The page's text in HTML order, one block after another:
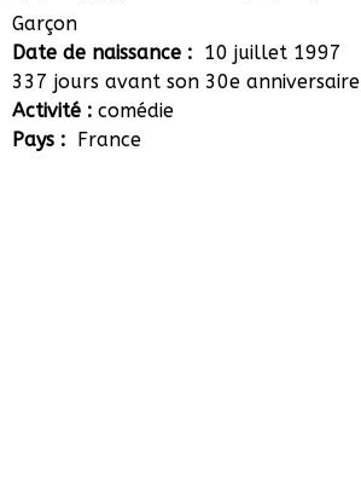
Quentin Brehier
Garçon
Date de naissance : 10 juillet 1997
337 jours avant son 30e anniversaire
Activité : comédie
Pays : France